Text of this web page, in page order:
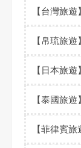
【台灣旅
【帛琉旅
【日本旅遊
【泰國旅
【菲律賓